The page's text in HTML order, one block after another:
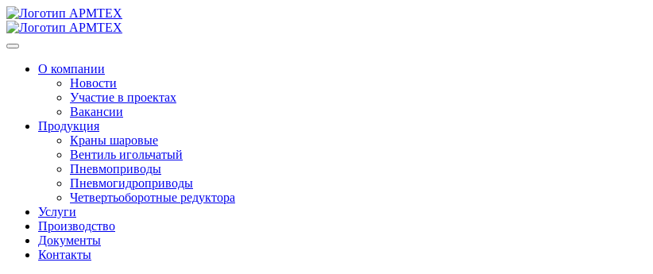
О компании
Новости
Участие в проектах
Вакансии
Продукция
Краны шаровые
Вентиль игольчатый
Пневмоприводы
Пневмогидроприводы
Четвертьоборотные редуктора
Услуги
Производство
Документы
Контакты